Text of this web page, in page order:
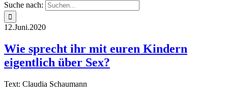
Suche nach:
12.Juni.2020
Wie sprecht ihr mit euren Kindern
eigentlich über Sex?
Text: Claudia Schaumann